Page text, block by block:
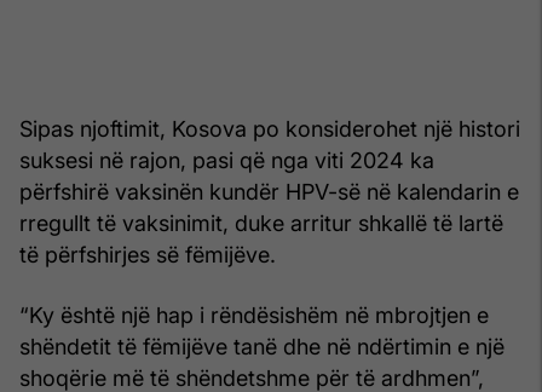
Sipas njoftimit, Kosova po konsiderohet një histori
suksesi në rajon, pasi që nga viti 2024 ka
përfshirë vaksinën kundër HPV-së në kalendarin e
rregullt të vaksinimit, duke arritur shkallë të lartë
të përfshirjes së fëmijëve.
“Ky është një hap i rëndësishëm në mbrojtjen e
shëndetit të fëmijëve tanë dhe në ndërtimin e një
shoqërie më të shëndetshme për të ardhmen”,